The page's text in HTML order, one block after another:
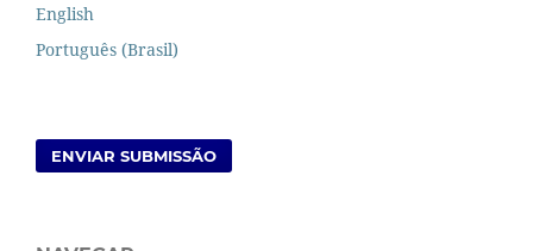
English
Português (Brasil)
ENVIAR SUBMISSÃO